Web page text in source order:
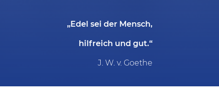
„Edel sei der Mensch,
hilfreich und gut.“
J. W. v. Goethe